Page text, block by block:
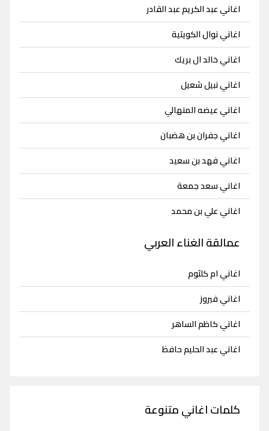
اغاني عبد الكريم عبد القادر
اغاني نوال الكويتية
اغاني خالد ال بريك
اغاني نبيل شعيل
اغاني عيضه المنهالي
اغاني جفران بن هضبان
اغاني فهد بن سعيد
اغاني سعد جمعة
اغاني علي بن محمد
عمالقة الغناء العربي
اغاني ام كلثوم
اغاني فيروز
اغاني كاظم الساهر
اغاني عبد الحليم حافظ
كلمات اغاني متنوعة